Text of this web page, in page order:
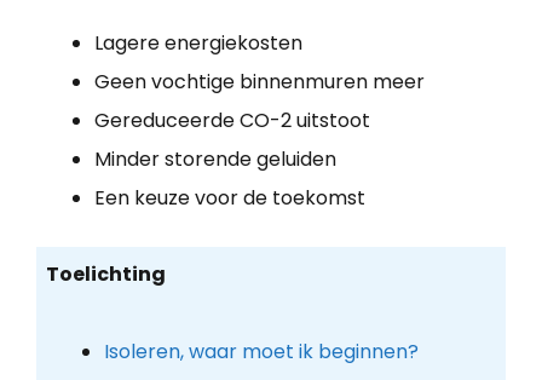
Lagere energiekosten
Geen vochtige binnenmuren meer
Gereduceerde CO-2 uitstoot
Minder storende geluiden
Een keuze voor de toekomst
Toelichting
Isoleren, waar moet ik beginnen?